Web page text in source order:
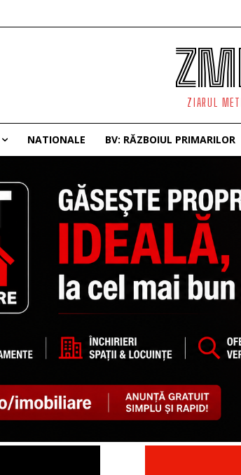
ZIARUL
NATIONALE BV: RĂZBOIUL PRIMARILOR